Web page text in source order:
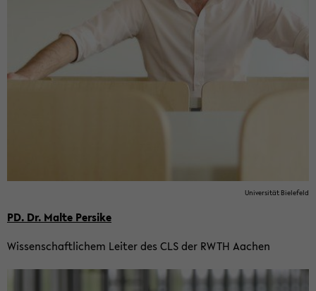
Uni­ver­si­tät Bie­le­feld
PD. Dr. Malte Per­si­ke
Wis­sen­schaft­li­chem Lei­ter des CLS der RWTH Aa­chen